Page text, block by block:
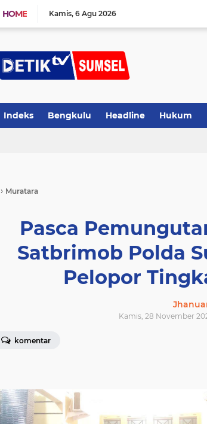
HOME Kamis 6 Agu 2026
Indeks Bengkulu Headline Hukum
› Muratara
Pasca
Satbrimob Polda
Pelopor
Kamis, 28 November
komentar